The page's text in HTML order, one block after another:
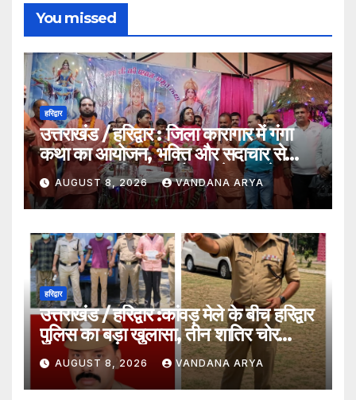
You missed
हरिद्वार
उत्तराखंड / हरिद्वार : जिला कारागार में गंगा
कथा का आयोजन, भक्ति और सदाचार से
सकारात्मक जीवन की ओर बढ़ने का संदेश…
AUGUST 8, 2026 VANDANA ARYA
हरिद्वार
उत्तराखंड / हरिद्वार :कांवड़ मेले के बीच हरिद्वार
पुलिस का बड़ा खुलासा, तीन शातिर चोर
गिरफ्तार…
AUGUST 8, 2026 VANDANA ARYA